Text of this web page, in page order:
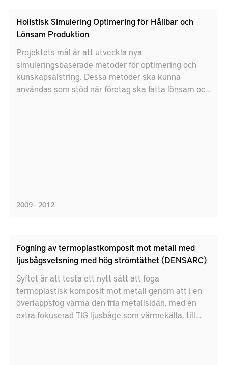
Holistisk Simulering Optimering för Hållbar och
Lönsam Produktion
Projektets mål är att utveckla nya
simuleringsbaserade metoder för optimering och
kunskapsalstring. Dessa metoder ska kunna
användas som stöd när företag ska fatta lönsam och
2009 – 2012
Fogning av termoplastkomposit mot metall med
ljusbågsvetsning med hög strömtäthet (DENSARC)
Syftet är att testa ett nytt sätt att foga
termoplastisk komposit mot metall genom att i en
överlappsfog värma den fria metallsidan, med en
extra fokuserad TIG ljusbåge som värmekälla, till